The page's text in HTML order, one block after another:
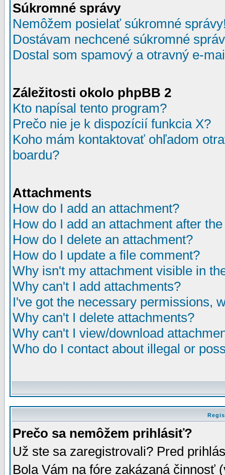
Súkromné správy
Nemôžem posielať súkromné
Dostávam nechcené súkromné
Dostal som spamový a otravný e-
Záležitosti okolo phpBB 2
Kto napísal tento program?
Prečo nie je k dispozícií funkcia X?
Koho mám kontaktovať ohľadom
boardu?
Attachments
How do I add an attachment?
How do I add an attachment after
How do I delete an attachment?
How do I update a file comment?
Why isn't my attachment visible in
Why can't I add attachments?
I've got the necessary permissions,
Why can't I delete attachments?
Why can't I view/download
Who do I contact about illegal or
Prečo sa nemôžem prihlásiť?
Už ste sa zaregistrovali? Pred
Bola Vám na fóre zakázaná činnosť